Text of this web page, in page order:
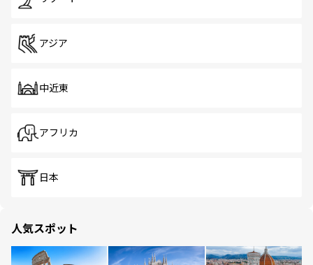
アジア
中近東
アフリカ
日本
人気スポット